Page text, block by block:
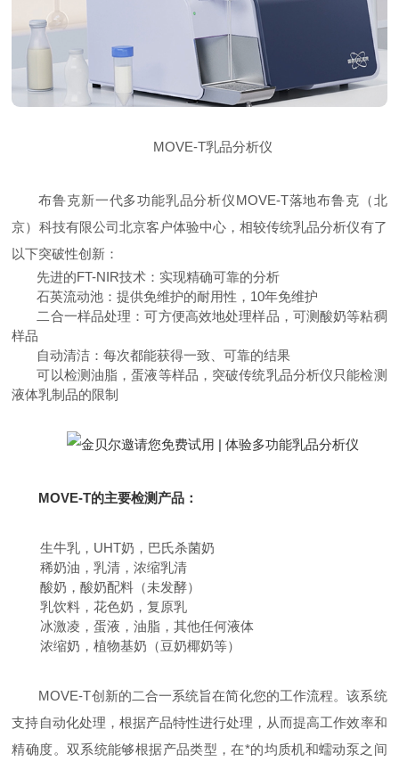
MOVE-T乳品分析仪
布鲁克新一代多功能乳品分析仪MOVE-T落地布鲁克（北
京）科技有限公司北京客户体验中心，相较传统乳品分析仪有了
以下突破性创新：
先进的FT-NIR技术：实现精确可靠的分析
石英流动池：提供免维护的耐用性，10年免维护
二合一样品处理：可方便高效地处理样品，可测酸奶等粘稠
样品
自动清洁：每次都能获得一致、可靠的结果
可以检测油脂，蛋液等样品，突破传统乳品分析仪只能检测
液体乳制品的限制
MOVE-T的主要检测产品：
生牛乳，UHT奶，巴氏杀菌奶
稀奶油，乳清，浓缩乳清
酸奶，酸奶配料（未发酵）
乳饮料，花色奶，复原乳
冰激凌，蛋液，油脂，其他任何液体
浓缩奶，植物基奶（豆奶椰奶等）
MOVE-T创新的二合一系统旨在简化您的工作流程。该系统
支持自动化处理，根据产品特性进行处理，从而提高工作效率和
精确度。双系统能够根据产品类型，在*的均质机和蠕动泵之间